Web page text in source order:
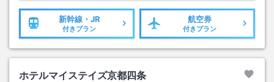
新幹線・JR
付きプラン
航空券
付きプラン
ホテルマイステイズ京都四条